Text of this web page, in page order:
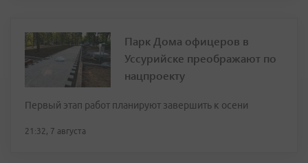
Парк Дома офицеров в
Уссурийске преображают по
нацпроекту
Первый этап работ планируют завершить к осени
21:32, 7 августа